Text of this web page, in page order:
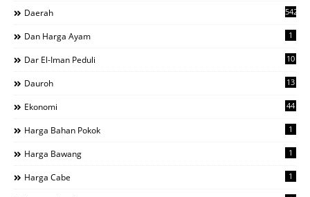
Daerah 542
Dan Harga Ayam 1
Dar El-Iman Peduli 10
Dauroh 13
Ekonomi 44
Harga Bahan Pokok 1
Harga Bawang 1
Harga Cabe 1